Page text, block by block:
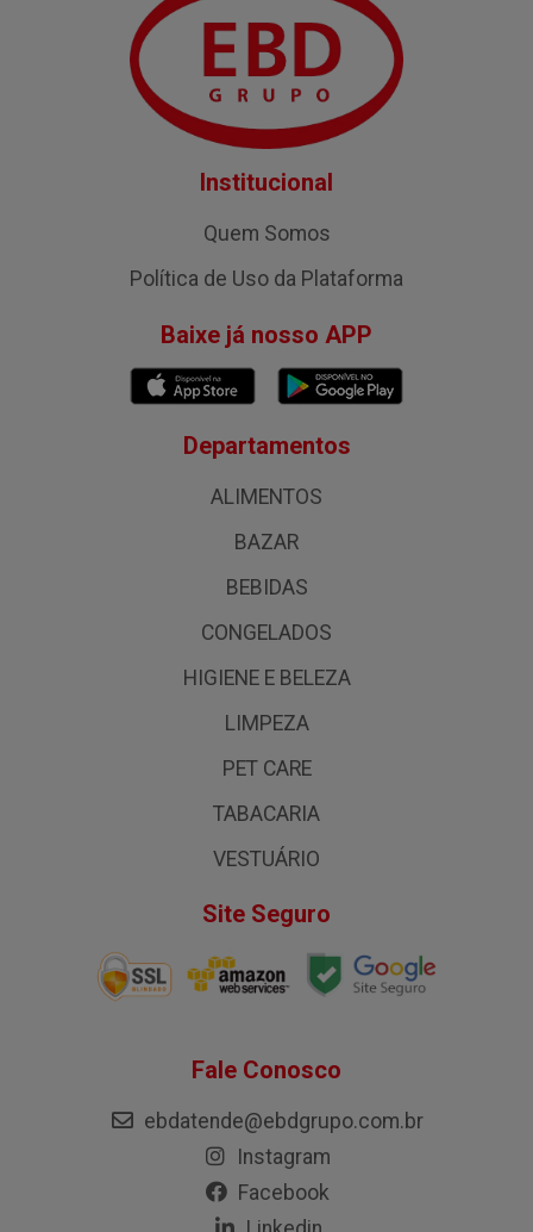
Institucional
Quem Somos
Política de Uso da Plataforma
Baixe já nosso APP
Departamentos
ALIMENTOS
BAZAR
BEBIDAS
CONGELADOS
HIGIENE E BELEZA
LIMPEZA
PET CARE
TABACARIA
VESTUÁRIO
Site Seguro
Fale Conosco
ebdatende@ebdgrupo.com.br
Instagram
Facebook